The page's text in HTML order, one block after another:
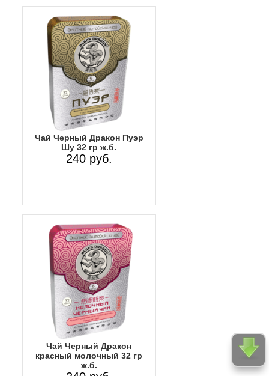
Чай Черный Дракон Пуэр
Шу 32 гр ж.б.
240 руб.
Чай Черный Дракон
красный молочный 32 гр
ж.б.